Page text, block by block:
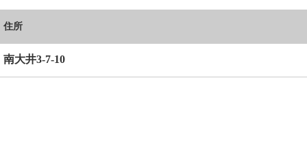
住所
南大井3-7-10